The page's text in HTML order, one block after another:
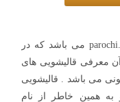
قالیشویی پاروچی وب سایتی با آدرس parochi.ir می باشد که در
و هدف آن معرفی قالیشویی های
می باشد . قالیشویی
به همین خاطر از نام